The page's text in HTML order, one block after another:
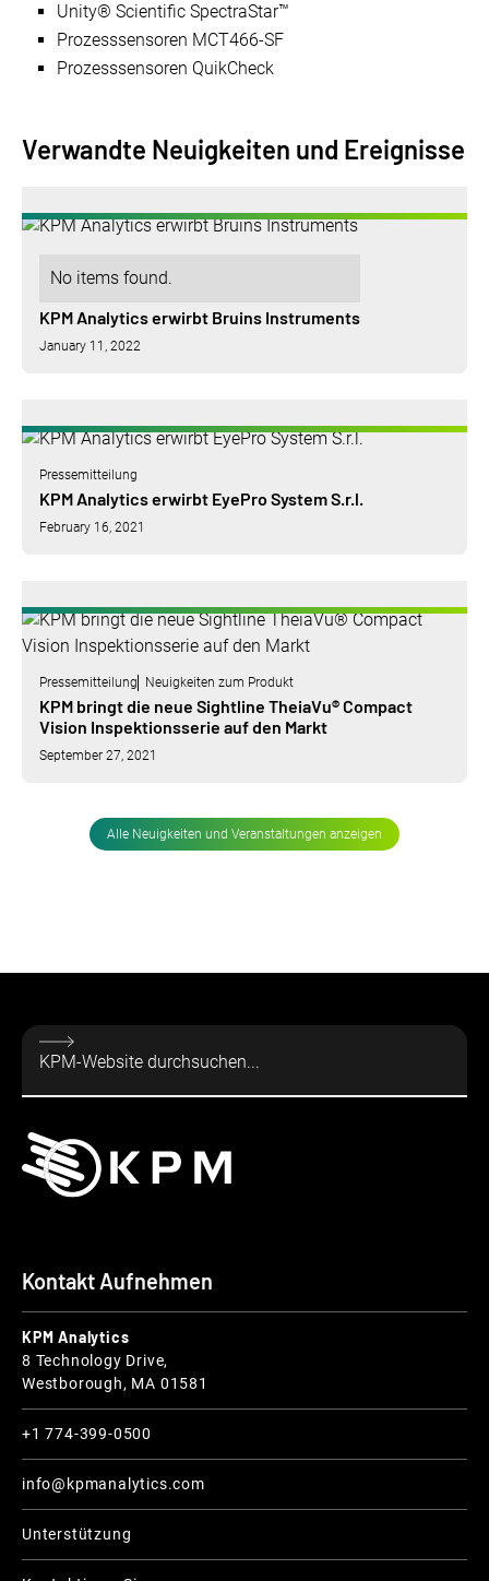
Unity® Scientific SpectraStar™
Prozesssensoren MCT466-SF
Prozesssensoren QuikCheck
Verwandte Neuigkeiten und Ereignisse
No items found.
KPM Analytics erwirbt Bruins Instruments
January 11, 2022
Pressemitteilung
KPM Analytics erwirbt EyePro System S.r.l.
February 16, 2021
Pressemitteilung Neuigkeiten zum Produkt
KPM bringt die neue Sightline TheiaVu® Compact
Vision Inspektionsserie auf den Markt
September 27, 2021
Alle Neuigkeiten und Veranstaltungen anzeigen
Kontakt Aufnehmen
KPM Analytics
8 Technology Drive,
Westborough, MA 01581
+1 774-399-0500
info@kpmanalytics.com
Unterstützung